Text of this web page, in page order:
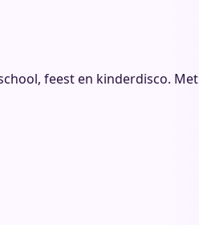
feest en kinderdisco.